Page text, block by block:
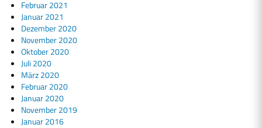
Februar 2021
Januar 2021
Dezember 2020
November 2020
Oktober 2020
Juli 2020
März 2020
Februar 2020
Januar 2020
November 2019
Januar 2016